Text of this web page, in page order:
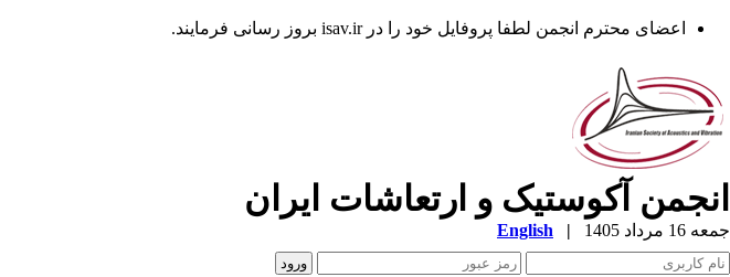
اعضای محترم انجمن لطفا پروفایل خود را در isav.ir بروز رسانی فرمایند.
انجمن آکوستیک و ارتعاشات ایران
جمعه 16 مرداد 1405 |
English